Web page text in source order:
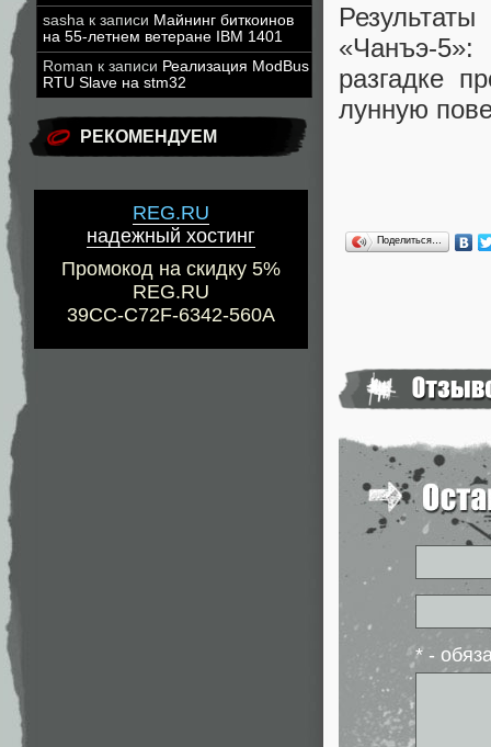
sasha к записи Майнинг биткоинов
на 55-летнем ветеране IBM 1401
Roman к записи Реализация ModBus
RTU Slave на stm32
РЕКОМЕНДУЕМ
REG.RU
надежный хостинг
Промокод на скидку 5%
REG.RU
39CC-C72F-6342-560A
«Чанъэ-
разгадке
лунную
Поделиться…
* -